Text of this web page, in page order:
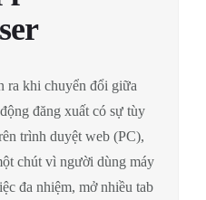
ra khi chuyển đổi giữa
đăng xuất có sự tùy
trình duyệt web (PC),
chút vì người dùng máy
đa nhiệm, mở nhiều tab